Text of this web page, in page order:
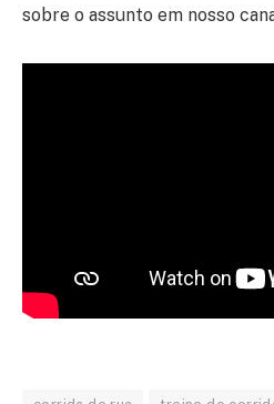
sobre o assunto em nosso